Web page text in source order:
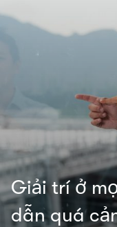
Giải trí ở
dẫn quá